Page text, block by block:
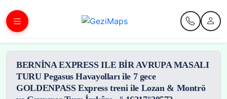
BERNİNA EXPRESS ILE BİR AVRUPA MASALI
TURU Pegasus Havayolları ile 7 gece
GOLDENPASS Express treni ile Lozan & Montrö